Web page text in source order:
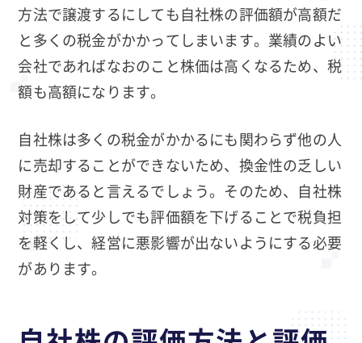
方法で譲渡するにしても自社株の評価額が高額だ
と多くの税金がかかってしまいます。業績のよい
会社であればなおのこと株価は高くなるため、税
額も高額になります。
自社株は多くの税金がかかるにも関わらず他の人
に売却することができないため、換金性の乏しい
財産であると言えるでしょう。そのため、自社株
対策をして少しでも評価額を下げることで税負担
を軽くし、経営に悪影響が出ないようにする必要
があります。